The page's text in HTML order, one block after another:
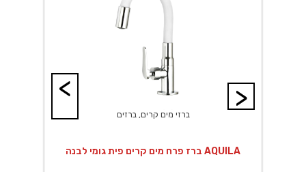
>
ברזי מים קרים, ברזים
ברז פרח מים קרים פית גומי לבנה AQUILA
<